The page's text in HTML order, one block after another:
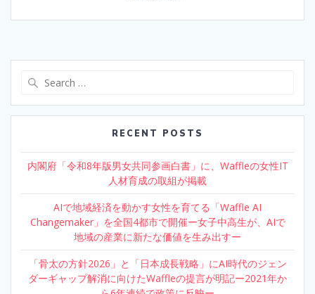
RECENT POSTS
内閣府「令和8年版男女共同参画白書」に、Waffleの女性IT
人材育成の取組が掲載
AIで地域経済を動かす女性を育てる「Waffle AI
Changemaker」を全国4都市で開催ー女子中高生が、AIで
地域の産業に新たな価値を生み出すー
「骨太の方針2026」と「日本成長戦略」にAI時代のジェン
ダーギャップ解消に向けたWaffleの提言が明記ー2021年か